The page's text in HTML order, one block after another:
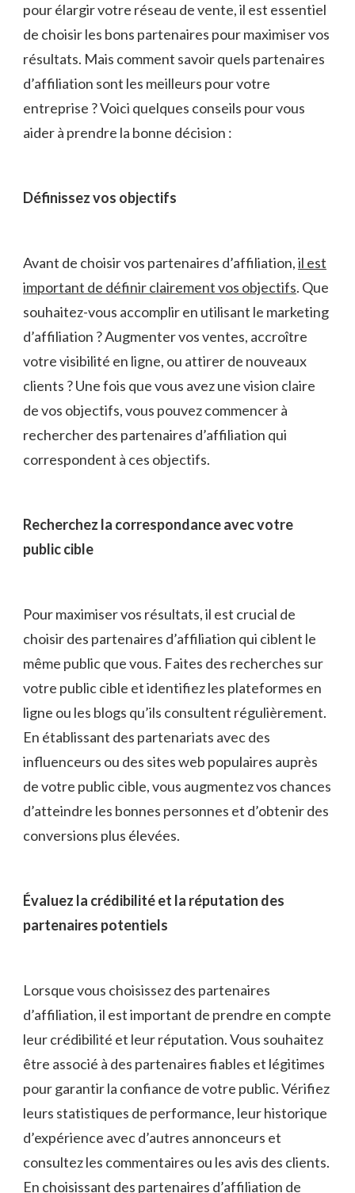
pour élargir votre réseau de vente, il est essentiel
de choisir les bons partenaires pour maximiser ‌vos
résultats. Mais comment savoir quels partenaires
d’affiliation sont les ⁣meilleurs pour votre
entreprise ? Voici quelques⁤ conseils pour vous
aider à prendre la bonne décision :
Définissez vos objectifs
Avant de choisir vos partenaires d’affiliation,il est
important de définir clairement ‍vos objectifs. Que
souhaitez-vous accomplir en utilisant le marketing
d’affiliation ? Augmenter‍ vos ventes, accroître
⁢votre visibilité en ligne, ‌ou attirer de nouveaux
clients ? Une fois que vous avez une vision claire
de vos objectifs, vous pouvez ‌commencer à
rechercher des partenaires d’affiliation qui
‌correspondent à ces objectifs.
Recherchez la ⁢correspondance avec votre
public cible
Pour maximiser vos résultats, il est crucial de
choisir des partenaires d’affiliation qui ciblent le
même public que vous. Faites des⁤ recherches sur
votre public cible et identifiez les plateformes en​
ligne ou‍ les blogs qu’ils consultent régulièrement.
En établissant des partenariats avec des
influenceurs ou ⁤des sites web populaires auprès
de votre public⁤ cible,‌ vous augmentez vos chances
d’atteindre les bonnes⁣ personnes et d’obtenir des
conversions plus ⁢élevées.
Évaluez la crédibilité et la réputation des
partenaires potentiels
Lorsque vous choisissez des partenaires
⁣d’affiliation, il est important de prendre en compte
leur crédibilité et leur réputation. Vous souhaitez
être associé à des partenaires fiables et légitimes
pour garantir la ⁢confiance de votre public. Vérifiez
leurs statistiques de performance, leur historique
d’expérience avec d’autres annonceurs et
consultez les commentaires ou les ⁢avis des clients.
En choisissant des partenaires d’affiliation de